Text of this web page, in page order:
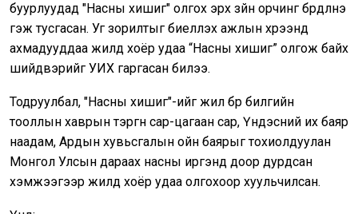
буурлуудад "Насны хишиг" олгох эрх зүйн орчинг бүрдүүлнэ
гэж тусгасан. Уг зорилтыг биелүүлэх ажлын хүрээнд
ахмадууддаа жилд хоёр удаа “Насны хишиг” олгож байх
шийдвэрийг УИХ гаргасан билээ.
Тодруулбал, "Насны хишиг"-ийг жил бүр билгийн
тооллын хаврын тэргүүн сар-цагаан сар, Үндэсний их баяр
наадам, Ардын хувьсгалын ойн баярыг тохиолдуулан
Монгол Улсын дараах насны иргэнд доор дурдсан
хэмжээгээр жилд хоёр удаа олгохоор хуульчилсан.